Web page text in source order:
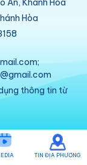
An, Khánh Hòa
Hòa
thông tin từ
TIN ĐỊA PHƯƠNG